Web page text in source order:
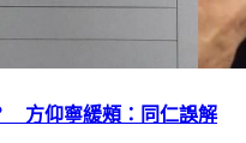
方仰寧緩頰：同仁誤解